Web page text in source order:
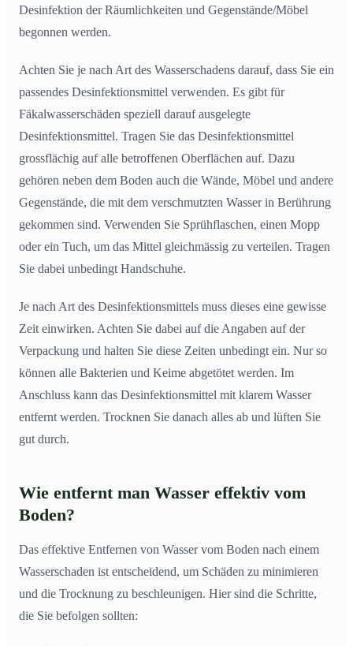
Desinfektion der Räumlichkeiten und Gegenstände/Möbel
begonnen werden.
Achten Sie je nach Art des Wasserschadens darauf, dass Sie ein
passendes Desinfektionsmittel verwenden. Es gibt für
Fäkalwasserschäden speziell darauf ausgelegte
Desinfektionsmittel. Tragen Sie das Desinfektionsmittel
grossflächig auf alle betroffenen Oberflächen auf. Dazu
gehören neben dem Boden auch die Wände, Möbel und andere
Gegenstände, die mit dem verschmutzten Wasser in Berührung
gekommen sind. Verwenden Sie Sprühflaschen, einen Mopp
oder ein Tuch, um das Mittel gleichmässig zu verteilen. Tragen
Sie dabei unbedingt Handschuhe.
Je nach Art des Desinfektionsmittels muss dieses eine gewisse
Zeit einwirken. Achten Sie dabei auf die Angaben auf der
Verpackung und halten Sie diese Zeiten unbedingt ein. Nur so
können alle Bakterien und Keime abgetötet werden. Im
Anschluss kann das Desinfektionsmittel mit klarem Wasser
entfernt werden. Trocknen Sie danach alles ab und lüften Sie
gut durch.
Wie entfernt man Wasser effektiv vom
Boden?
Das effektive Entfernen von Wasser vom Boden nach einem
Wasserschaden ist entscheidend, um Schäden zu minimieren
und die Trocknung zu beschleunigen. Hier sind die Schritte,
die Sie befolgen sollten: